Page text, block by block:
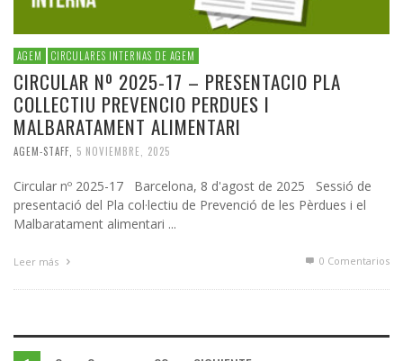
AGEM CIRCULARES INTERNAS DE AGEM
CIRCULAR Nº 2025-17 – PRESENTACIO PLA
COLLECTIU PREVENCIO PERDUES I
MALBARATAMENT ALIMENTARI
AGEM-STAFF 5 NOVIEMBRE, 2025
Circular nº 2025-17 Barcelona, 8 d'agost de 2025 Sessió de
presentació del Pla col·lectiu de Prevenció de les Pèrdues i el
Malbaratament alimentari ...
Leer más 0 Comentarios